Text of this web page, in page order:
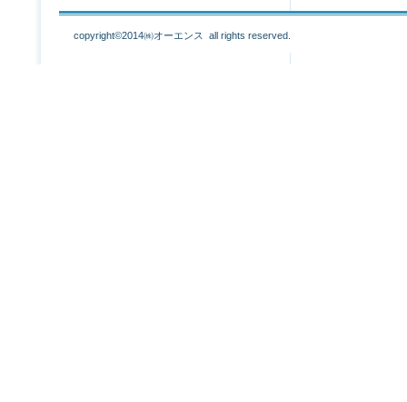
copyright©2014㈱オーエンス all rights reserved.